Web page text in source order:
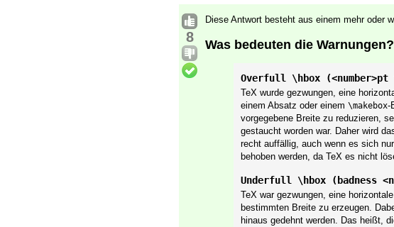
8
Diese Antwort besteht aus einem mehr oder
Was bedeuten die Warnungen?
Overfull \hbox (<number>pt
TeX wurde gezwungen, eine
einem Absatz oder einem \makebox-
vorgegebene Breite zu reduzieren,
gestaucht worden war. Daher wird
recht auffällig, auch wenn es sich
behoben werden, da TeX es nicht
Underfull \hbox (badness
TeX war gezwungen, eine
bestimmten Breite zu erzeugen.
hinaus gedehnt werden. Das heißt,